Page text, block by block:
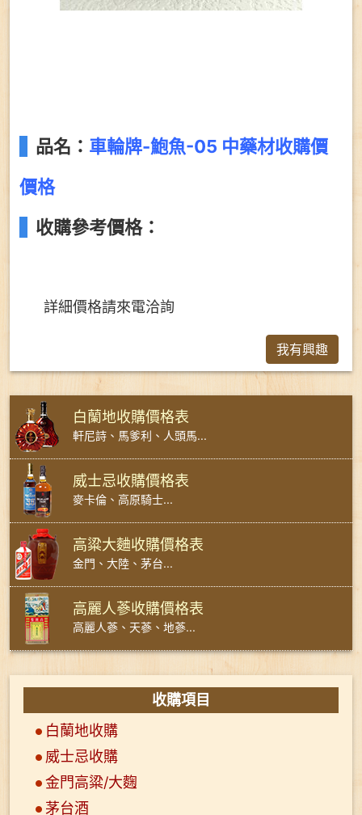
品名： 車輪牌-鮑魚-05 中藥材收購價
價格
收購參考價格：
詳細價格請來電洽詢
我有興趣
白蘭地收購價格表
軒尼詩、馬爹利、人頭馬...
威士忌收購價格表
麥卡倫、高原騎士...
高粱大麯收購價格表
金門、大陸、茅台...
高麗人蔘收購價格表
高麗人蔘、天蔘、地蔘...
收購項目
白蘭地收購
威士忌收購
金門高粱/大麴
茅台酒